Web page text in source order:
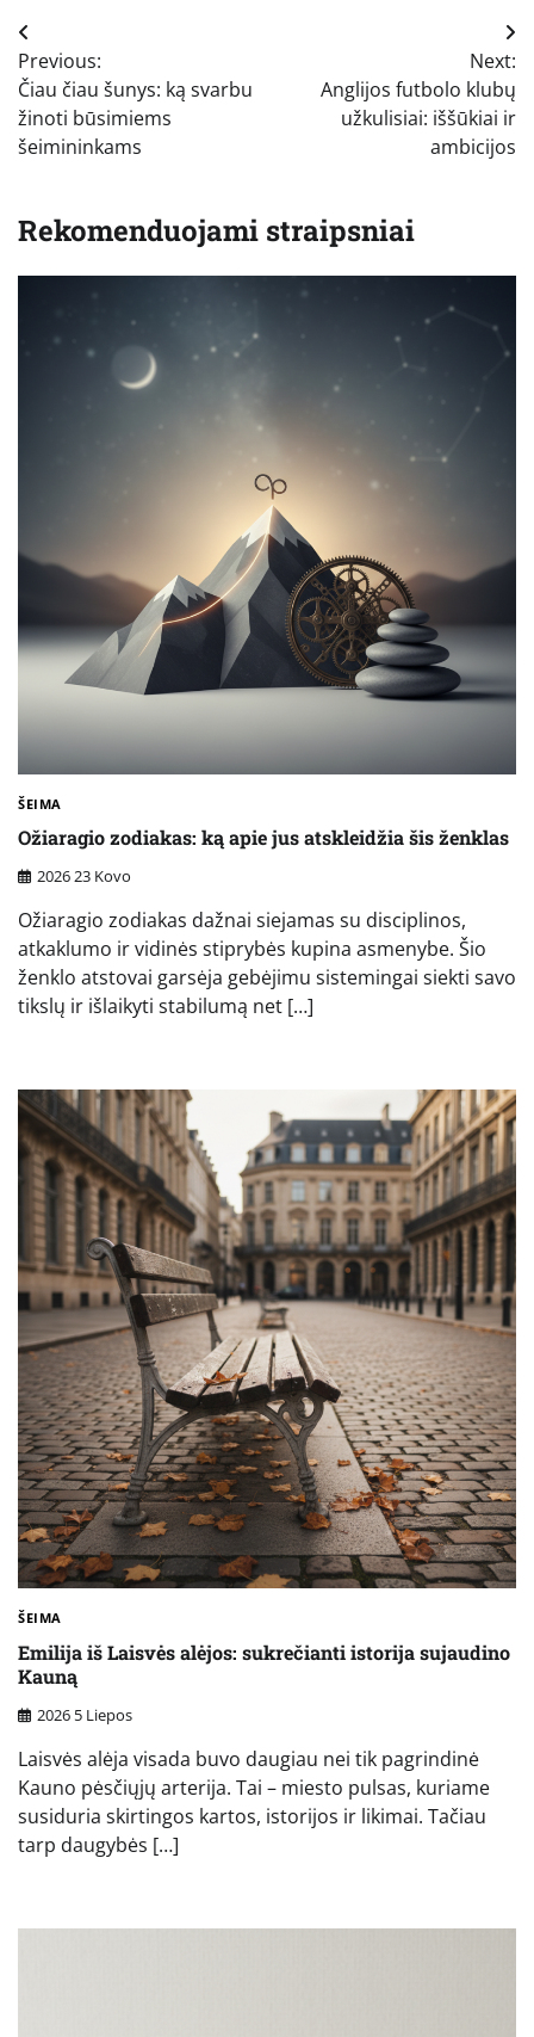
Navigacija
tarp
įrašų
Previous:
Čiau čiau šunys: ką svarbu
žinoti būsimiems
šeimininkams
Next:
Anglijos futbolo klubų
užkulisiai: iššūkiai ir
ambicijos
Rekomenduojami straipsniai
ŠEIMA
Ožiaragio zodiakas: ką apie jus atskleidžia šis ženklas
2026 23 Kovo
Ožiaragio zodiakas dažnai siejamas su disciplinos,
atkaklumo ir vidinės stiprybės kupina asmenybe. Šio
ženklo atstovai garsėja gebėjimu sistemingai siekti savo
tikslų ir išlaikyti stabilumą net […]
ŠEIMA
Emilija iš Laisvės alėjos: sukrečianti istorija sujaudino
Kauną
2026 5 Liepos
Laisvės alėja visada buvo daugiau nei tik pagrindinė
Kauno pėsčiųjų arterija. Tai – miesto pulsas, kuriame
susiduria skirtingos kartos, istorijos ir likimai. Tačiau
tarp daugybės […]